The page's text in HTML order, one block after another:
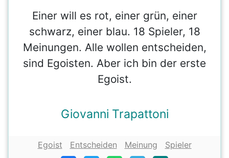
Einer will es rot, einer grün, einer
schwarz, einer blau. 18 Spieler, 18
Meinungen. Alle wollen entscheiden,
sind Egoisten. Aber ich bin der erste
Egoist.
Giovanni Trapattoni
Egoist Entscheiden Meinung Spieler